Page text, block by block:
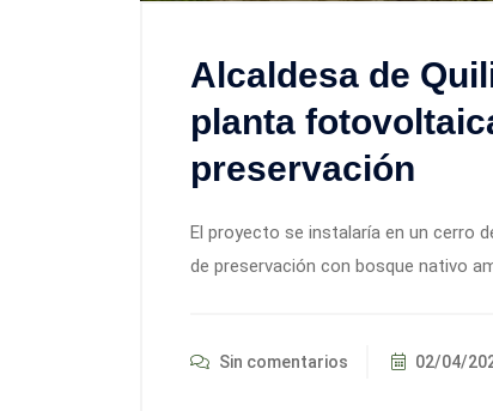
Alcaldesa de
planta
preservación
El proyecto se instalaría en un cerro
de preservación con bosque nativo
Sin comentarios 02/04/